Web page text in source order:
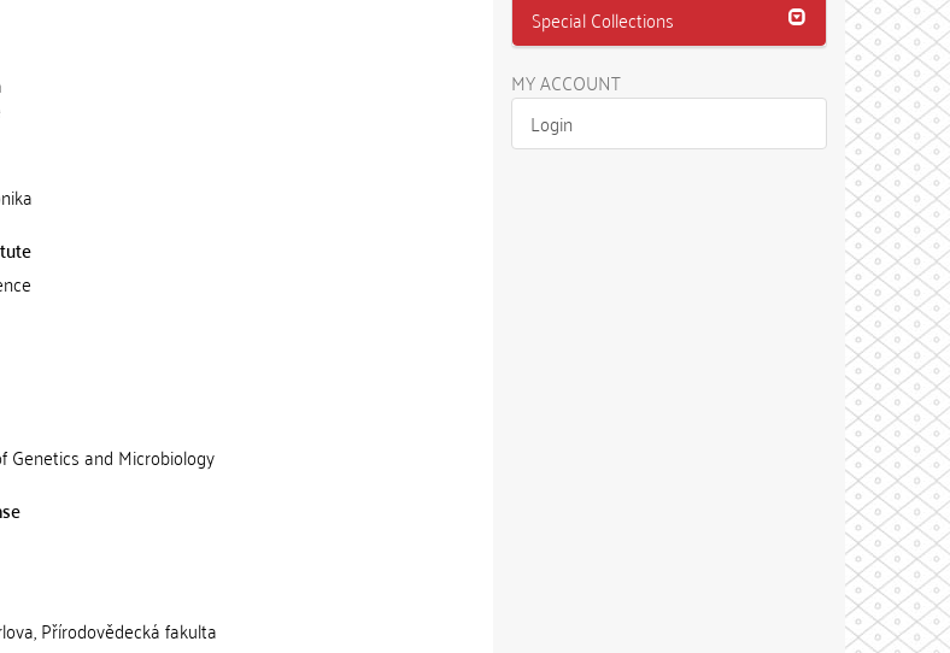
Genetics and Microbiology
Přírodovědecká fakulta
Special Collections
MY ACCOUNT
Login